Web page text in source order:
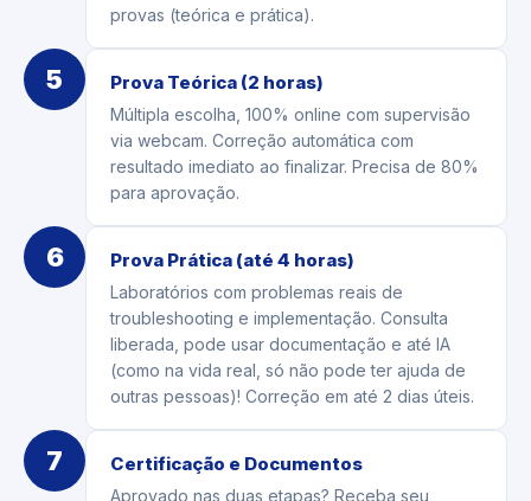
provas (teórica e prática).
5 Prova Teórica (2 horas)
Múltipla escolha, 100% online com supervisão
via webcam. Correção automática com
resultado imediato ao finalizar. Precisa de 80%
para aprovação.
6 Prova Prática (até 4 horas)
Laboratórios com problemas reais de
troubleshooting e implementação. Consulta
liberada, pode usar documentação e até IA
(como na vida real, só não pode ter ajuda de
outras pessoas)! Correção em até 2 dias úteis.
7 Certificação e Documentos
Aprovado nas duas etapas? Receba seu